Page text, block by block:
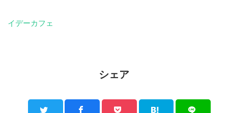
イデーカフェ
シェア